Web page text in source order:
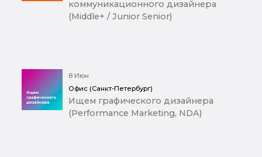
коммуникационного дизайнера
(Middle+ / Junior Senior)
8 Июн
Офис (Санкт-Петербург)
Ищем графического дизайнера
(Performance Marketing, NDA)